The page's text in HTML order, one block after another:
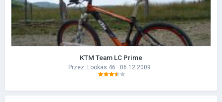
KTM Team LC Prime
Przez: Lookas 46 · 06.12.2009